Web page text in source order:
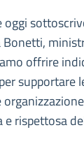
oggi
Bonetti,
offrire
supportare
rispettosa